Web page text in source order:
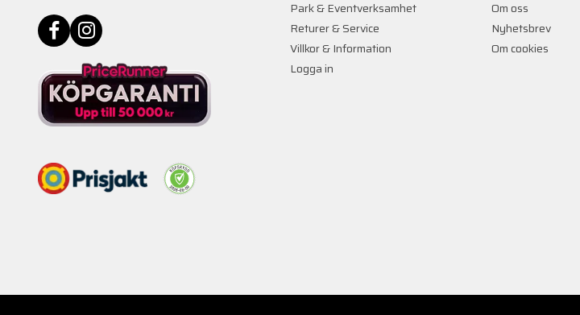
Park & Eventverksamhet
Returer & Service
Villkor & Information
Logga in
Om oss
Nyhetsbrev
Om cookies